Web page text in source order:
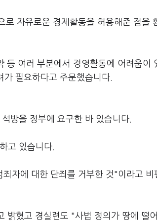
자유로운 경제활동을 허용해준 점을
등 여러 부분에서 경영활동에 어려움이
필요하다고 주문했습니다.
방을 정부에 요구한 바 있습니다.
고 있습니다.
자에 대한 단죄를 거부한 것"이라고
밝혔고 경실련도 "사법 정의가 땅에 떨